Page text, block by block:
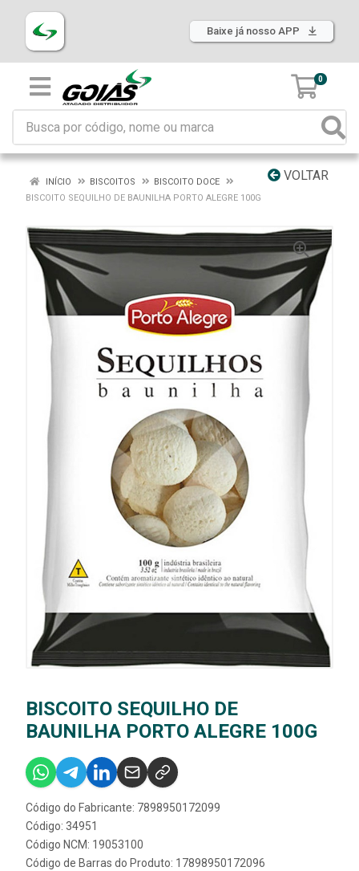
Baixe já nosso APP
0
VOLTAR
INÍCIO BISCOITOS
BISCOITO DOCE
BISCOITO SEQUILHO DE BAUNILHA PORTO ALEGRE 100G
BISCOITO SEQUILHO DE
BAUNILHA PORTO ALEGRE 100G
Código do Fabricante: 7898950172099
Código: 34951
Código NCM: 19053100
Código de Barras do Produto: 17898950172096